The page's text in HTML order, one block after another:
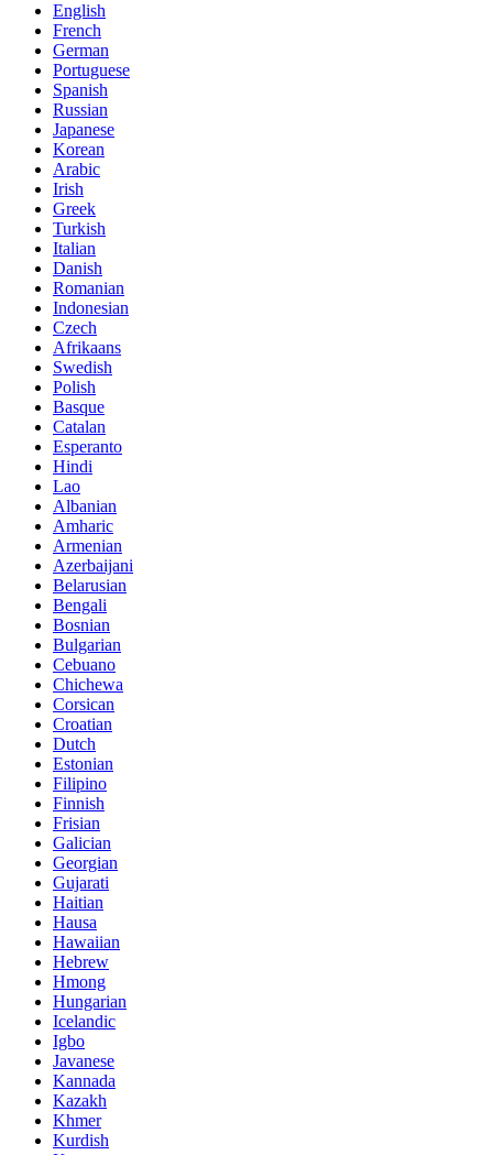
English
French
German
Portuguese
Spanish
Russian
Japanese
Korean
Arabic
Irish
Greek
Turkish
Italian
Danish
Romanian
Indonesian
Czech
Afrikaans
Swedish
Polish
Basque
Catalan
Esperanto
Hindi
Lao
Albanian
Amharic
Armenian
Azerbaijani
Belarusian
Bengali
Bosnian
Bulgarian
Cebuano
Chichewa
Corsican
Croatian
Dutch
Estonian
Filipino
Finnish
Frisian
Galician
Georgian
Gujarati
Haitian
Hausa
Hawaiian
Hebrew
Hmong
Hungarian
Icelandic
Igbo
Javanese
Kannada
Kazakh
Khmer
Kurdish